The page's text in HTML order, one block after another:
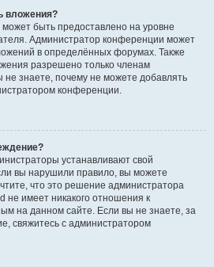
вложения?
быть предоставлено на уровне
Администратор конференции может
в определённых форумах. Также
разрешено только членам
не знаете, почему не можете добавлять
конференции.
устанавливают свой
вы нарушили правило, вы можете
что это решение администратора
не имеет никакого отношения к
на данном сайте. Если вы не знаете, за
свяжитесь с администратором